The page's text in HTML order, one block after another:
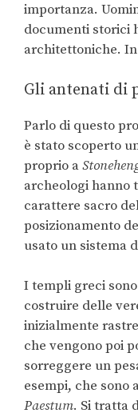
importanza.
documenti storici
architettoniche.
Gli antenati di
Parlo di questo
è stato scoperto
proprio a
archeologi hanno
carattere sacro
posizionamento
usato un sistema
I templi greci
costruire delle
inizialmente
che vengono poi
sorreggere un
esempi, che sono
Paestum. Si tratta